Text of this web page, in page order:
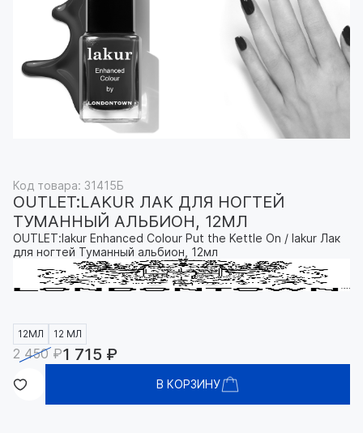
Код товара: 31415Б
OUTLET:LAKUR ЛАК ДЛЯ НОГТЕЙ
ТУМАННЫЙ АЛЬБИОН, 12МЛ
OUTLET:lakur Enhanced Colour Put the Kettle On / lakur Лак
для ногтей Туманный альбион, 12мл
12МЛ 12 МЛ
2 450 ₽1 715 ₽
В КОРЗИНУ